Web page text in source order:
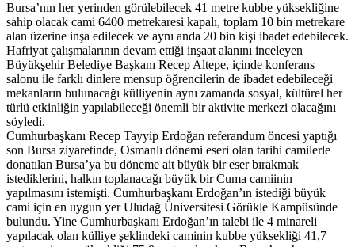
Bursa’nın her yerinden görülebilecek 41 metre kubbe yüksekliğine
sahip olacak cami 6400 metrekaresi kapalı, toplam 10 bin metrekare
alan üzerine inşa edilecek ve aynı anda 20 bin kişi ibadet edebilecek.
Hafriyat çalışmalarının devam ettiği inşaat alanını inceleyen
Büyükşehir Belediye Başkanı Recep Altepe, içinde konferans
salonu ile farklı dinlere mensup öğrencilerin de ibadet edebileceği
mekanların bulunacağı külliyenin aynı zamanda sosyal, kültürel her
türlü etkinliğin yapılabileceği önemli bir aktivite merkezi olacağını
söyledi.
Cumhurbaşkanı Recep Tayyip Erdoğan referandum öncesi yaptığı
son Bursa ziyaretinde, Osmanlı dönemi eseri olan tarihi camilerle
donatılan Bursa’ya bu döneme ait büyük bir eser bırakmak
istediklerini, halkın toplanacağı büyük bir Cuma camiinin
yapılmasını istemişti. Cumhurbaşkanı Erdoğan’ın istediği büyük
cami için en uygun yer Uludağ Üniversitesi Görükle Kampüsünde
bulundu. Yine Cumhurbaşkanı Erdoğan’ın talebi ile 4 minareli
yapılacak olan külliye şeklindeki caminin kubbe yüksekliği 41,7